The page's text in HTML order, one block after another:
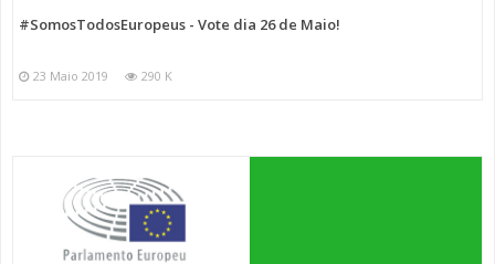
#SomosTodosEuropeus - Vote dia 26 de Maio!
23 Maio 2019 290 K